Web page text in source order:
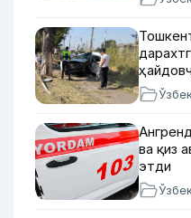
ва қиз
этди